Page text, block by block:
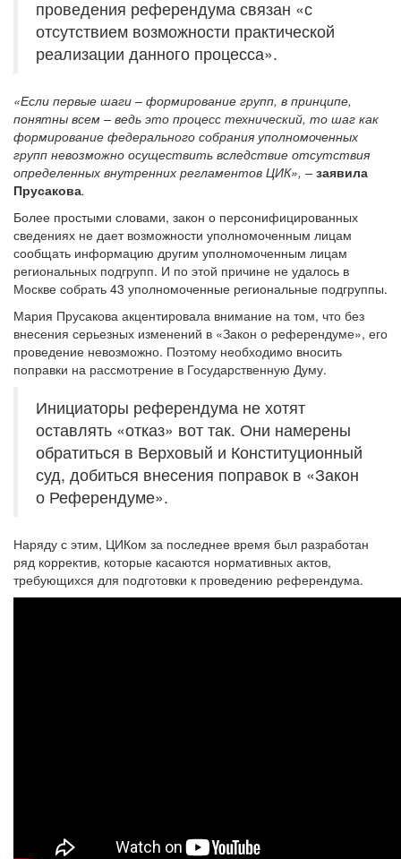
проведения референдума связан «с
отсутствием возможности практической
реализации данного процесса».
«Если первые шаги – формирование групп, в принципе,
понятны всем – ведь это процесс технический, то шаг как
формирование федерального собрания уполномоченных
групп невозможно осуществить вследствие отсутствия
определенных внутренних регламентов ЦИК», – заявила
Прусакова.
Более простыми словами, закон о персонифицированных
сведениях не дает возможности уполномоченным лицам
сообщать информацию другим уполномоченным лицам
региональных подгрупп. И по этой причине не удалось в
Москве собрать 43 уполномоченные региональные подгруппы.
Мария Прусакова акцентировала внимание на том, что без
внесения серьезных изменений в «Закон о референдуме», его
проведение невозможно. Поэтому необходимо вносить
поправки на рассмотрение в Государственную Думу.
Инициаторы референдума не хотят
оставлять «отказ» вот так. Они намерены
обратиться в Верховый и Конституционный
суд, добиться внесения поправок в «Закон
о Референдуме».
Наряду с этим, ЦИКом за последнее время был разработан
ряд корректив, которые касаются нормативных актов,
требующихся для подготовки к проведению референдума.